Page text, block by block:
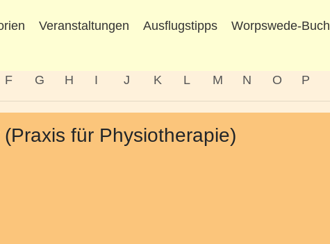
Veranstaltungen Ausflugstipps Worpswede-Buch
F G H I J K L M N O P
für Physiotherapie)